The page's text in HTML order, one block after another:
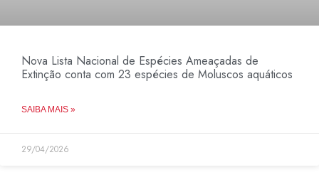
Nova Lista Nacional de Espécies Ameaçadas de
Extinção conta com 23 espécies de Moluscos aquáticos
SAIBA MAIS »
29/04/2026